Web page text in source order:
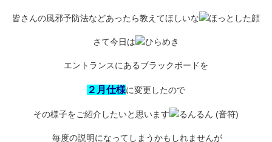
皆さんの風邪予防法などあったら教えてほしいな
さて今日は
エントランスにあるブラックボードを
２月仕様に変更したので
その様子をご紹介したいと思います
毎度の説明になってしまうかもしれませんが